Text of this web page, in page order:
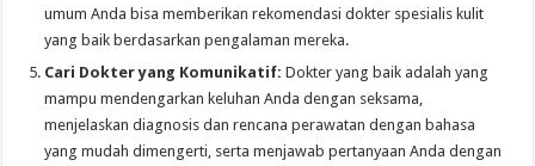
umum Anda bisa memberikan rekomendasi dokter spesialis kulit
yang baik berdasarkan pengalaman mereka.
Cari Dokter yang Komunikatif: Dokter yang baik adalah yang
mampu mendengarkan keluhan Anda dengan seksama,
menjelaskan diagnosis dan rencana perawatan dengan bahasa
yang mudah dimengerti, serta menjawab pertanyaan Anda dengan